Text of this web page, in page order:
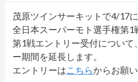
茂原ツインサーキットで4/17
全日本スーパーモト選手権第1
第1戦エントリー受付について
ー期間を延長します。
エントリーはこちらからお願い